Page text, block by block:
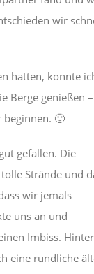
wir
hatten, konnte
Berge genießen
beginnen. 🙂
gefallen. Die
Strände und
wir jemals
uns an und
Imbiss. Hinter
eine rundliche